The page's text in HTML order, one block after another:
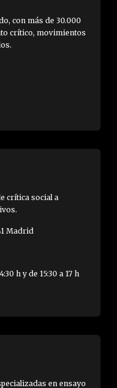
con más de 30.000
crítico, movimientos
crítica social a
Madrid
h y de 15:30 a 17 h
en ensayo